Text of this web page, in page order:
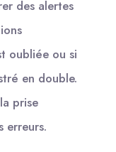
des alertes
oubliée ou si
en double.
prise
erreurs.